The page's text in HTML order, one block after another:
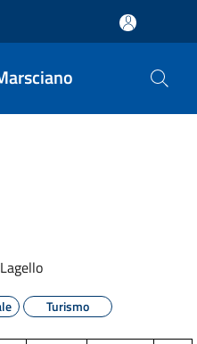
Turismo